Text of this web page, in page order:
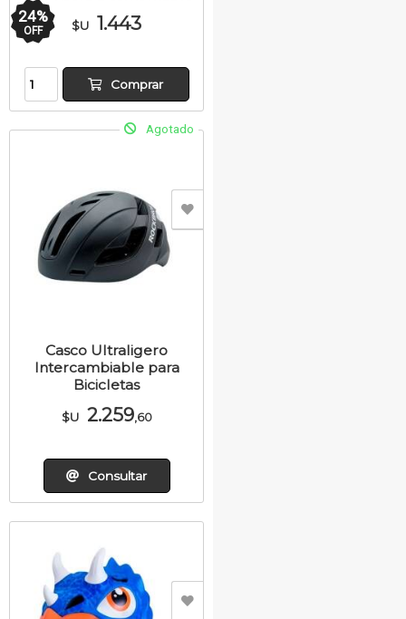
24%
OFF $U 1.443
Comprar
Agotado
Casco Ultraligero
Intercambiable para
Bicicletas
$U 2.259,60
Consultar